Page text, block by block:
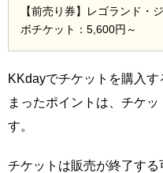
【前売り券】レゴランド・
ボチケット：5,600円～
KKdayでチケットを購入
まったポイントは、チケ
す。
チケットは販売が終了す